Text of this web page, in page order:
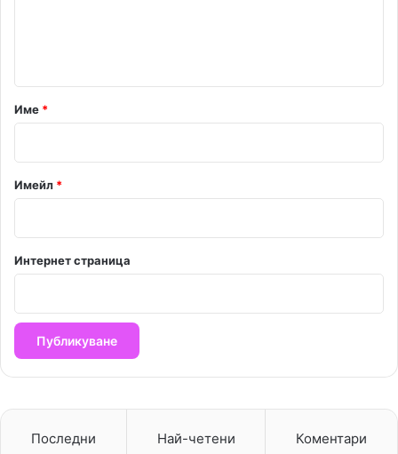
р
:
*
Име *
Имейл *
Интернет страница
Последни Най-четени Коментари